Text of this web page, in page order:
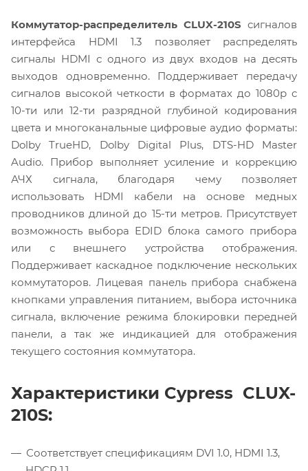
Коммутатор-распределитель CLUX-210S сигналов
интерфейса HDMI 1.3 позволяет распределять
сигналы HDMI с одного из двух входов на десять
выходов одновременно. Поддерживает передачу
сигналов высокой четкости в форматах до 1080р с
10-ти или 12-ти разрядной глубиной кодирования
цвета и многоканальные цифровые аудио форматы:
Dolby TrueHD, Dolby Digital Plus, DTS-HD Master
Audio. Прибор выполняет усиление и коррекцию
АЧХ сигнала, благодаря чему позволяет
использовать HDMI кабели на основе медных
проводников длиной до 15-ти метров. Присутствует
возможность выбора EDID блока самого прибора
или с внешнего устройства отображения.
Поддерживает каскадное подключение нескольких
коммутаторов. Лицевая панель прибора снабжена
кнопками управления питанием, выбора источника
сигнала, включение режима блокировки передней
панели, а так же индикацией для отображения
текущего состояния коммутатора.
Характеристики Cypress CLUX-
210S:
Соответствует спецификациям DVI 1.0, HDMI 1.3,